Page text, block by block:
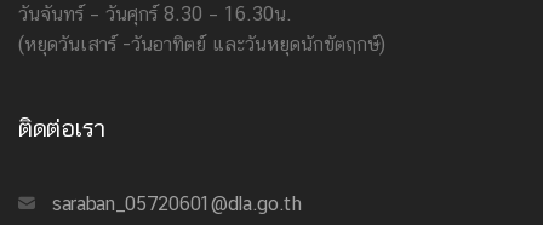
วันจันทร์ – วันศุกร์ 8.30 – 16.30น.
(หยุดวันเสาร์ -วันอาทิตย์ และวันหยุดนักขัตฤกษ์)
ติดต่อเรา
saraban_05720601@dla.go.th